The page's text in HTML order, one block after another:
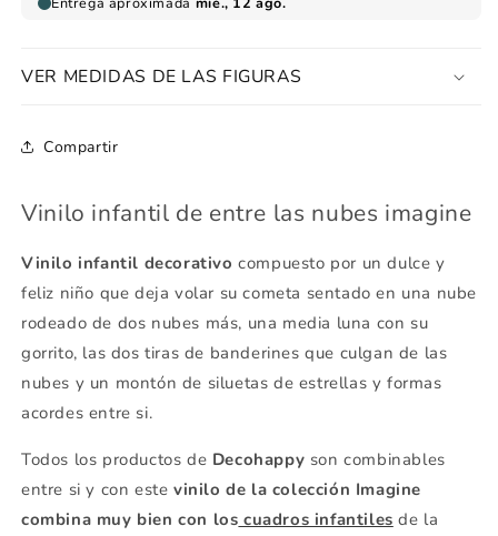
VER MEDIDAS DE LAS FIGURAS
Compartir
Vinilo infantil de entre las nubes imagine
Vinilo infantil decorativo compuesto por un dulce y
feliz niño que deja volar su cometa sentado en una nube
rodeado de dos nubes más, una media luna con su
gorrito, las dos tiras de banderines que culgan de las
nubes y un montón de siluetas de estrellas y formas
acordes entre si.
Todos los productos de Decohappy son combinables
entre si y con este vinilo de la colección Imagine
combina muy bien con los cuadros infantiles de la